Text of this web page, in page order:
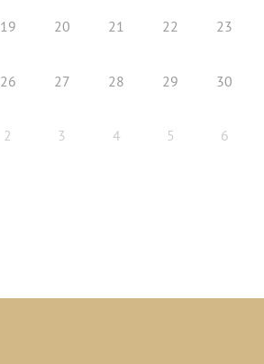
19 20 21 22 23
26 27 28 29 30
2 3 4 5 6